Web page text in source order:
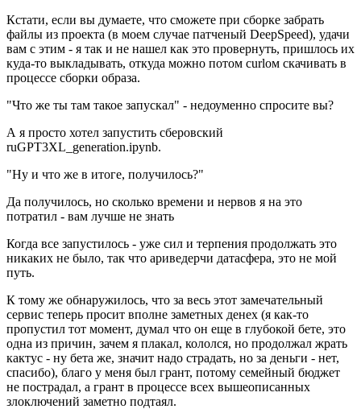
Кстати, если вы думаете, что сможете при сборке забрать
файлы из проекта (в моем случае патченый DeepSpeed), удачи
вам с этим - я так и не нашел как это провернуть, пришлось их
куда-то выкладывать, откуда можно потом curlом скачивать в
процессе сборки образа.
"Что же ты там такое запускал" - недоуменно спросите вы?
А я просто хотел запустить сберовский
ruGPT3XL_generation.ipynb.
"Ну и что же в итоге, получилось?"
Да получилось, но сколько времени и нервов я на это
потратил - вам лучше не знать
Когда все запустилось - уже сил и терпения продолжать это
никаких не было, так что ариведерчи датасфера, это не мой
путь.
К тому же обнаружилось, что за весь этот замечательный
сервис теперь просит вполне заметных денех (я как-то
пропустил тот момент, думал что он еще в глубокой бете, это
одна из причин, зачем я плакал, кололся, но продолжал жрать
кактус - ну бета же, значит надо страдать, но за деньги - нет,
спасибо), благо у меня был грант, потому семейный бюджет
не пострадал, а грант в процессе всех вышеописанных
злоключений заметно подтаял.